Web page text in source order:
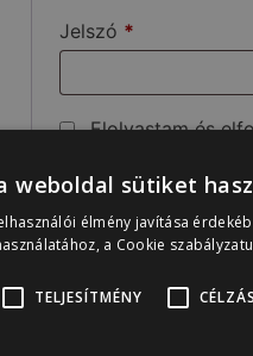
Jelszó *
Elolvastam és
Elolvastam és
A személyes
az élményedet ezen
hozzáférést,
weboldal sütiket
élmény javítása
a Cookie
TELJESÍTMÉNY CÉLZÁS